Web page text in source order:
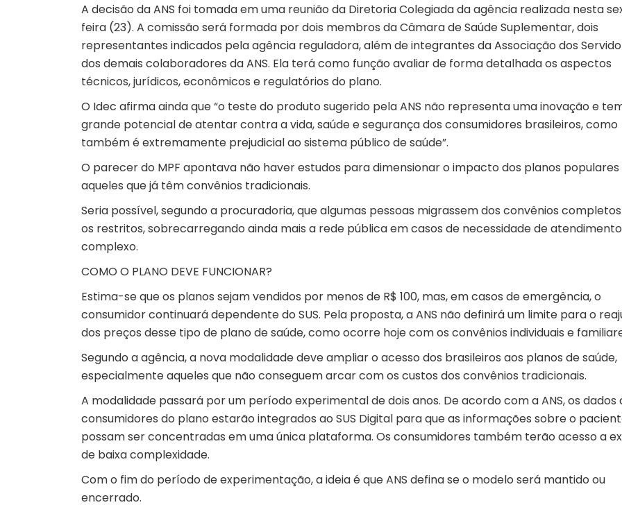
A decisão da ANS foi tomada em uma reunião da Diretoria Colegiada da agência realizada nesta
feira (23). A comissão será formada por dois membros da Câmara de Saúde Suplementar, dois
representantes indicados pela agência reguladora, além de integrantes da Associação dos
dos demais colaboradores da ANS. Ela terá como função avaliar de forma detalhada os aspectos
técnicos, jurídicos, econômicos e regulatórios do plano.
O Idec afirma ainda que “o teste do produto sugerido pela ANS não representa uma inovação e
grande potencial de atentar contra a vida, saúde e segurança dos consumidores brasileiros, como
também é extremamente prejudicial ao sistema público de saúde”.
O parecer do MPF apontava não haver estudos para dimensionar o impacto dos planos
aqueles que já têm convênios tradicionais.
Seria possível, segundo a procuradoria, que algumas pessoas migrassem dos convênios
os restritos, sobrecarregando ainda mais a rede pública em casos de necessidade de
complexo.
COMO O PLANO DEVE FUNCIONAR?
Estima-se que os planos sejam vendidos por menos de R$ 100, mas, em casos de emergência, o
consumidor continuará dependente do SUS. Pela proposta, a ANS não definirá um limite para o
dos preços desse tipo de plano de saúde, como ocorre hoje com os convênios individuais e
Segundo a agência, a nova modalidade deve ampliar o acesso dos brasileiros aos planos de saúde,
especialmente aqueles que não conseguem arcar com os custos dos convênios tradicionais.
A modalidade passará por um período experimental de dois anos. De acordo com a ANS, os dados
consumidores do plano estarão integrados ao SUS Digital para que as informações sobre o
possam ser concentradas em uma única plataforma. Os consumidores também terão acesso a
de baixa complexidade.
Com o fim do período de experimentação, a ideia é que ANS defina se o modelo será mantido ou
encerrado.